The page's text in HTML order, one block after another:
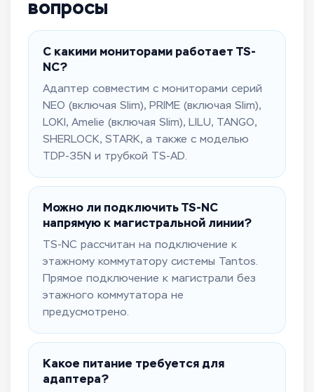
вопросы
С какими мониторами работает TS-
NC?
Адаптер совместим с мониторами серий
NEO (включая Slim), PRIME (включая Slim),
LOKI, Amelie (включая Slim), LILU, TANGO,
SHERLOCK, STARK, а также с моделью
TDP-35N и трубкой TS-AD.
Можно ли подключить TS-NC
напрямую к магистральной линии?
TS-NC рассчитан на подключение к
этажному коммутатору системы Tantos.
Прямое подключение к магистрали без
этажного коммутатора не
предусмотрено.
Какое питание требуется для
адаптера?